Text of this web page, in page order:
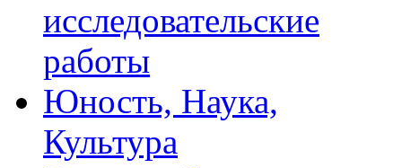
исследовательские
работы
Юность, Наука,
Культура